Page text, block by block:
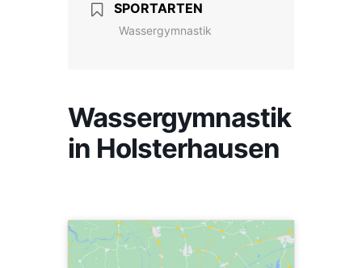
SPORTARTEN
Wassergymnastik
Wassergymnastik
in Holsterhausen